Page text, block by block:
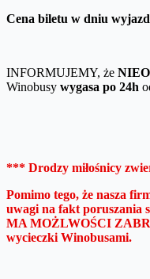
Cena biletu w dniu
INFORMUJEMY, że
Winobusy wygasa po 24h
*** Drodzy miłośnicy
Pomimo tego, że nasza
uwagi na fakt poruszania
MA MOŻLWOŚCI
wycieczki Winobusami.